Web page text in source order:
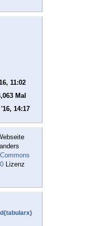
11:02
Mal
14:17
Lizenz